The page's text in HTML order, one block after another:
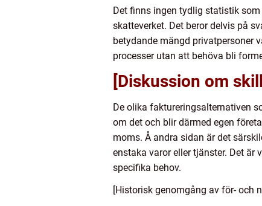
Det finns ingen tydlig statistik
skatteverket. Det beror delvis på
betydande mängd privatpersoner
processer utan att behöva bli
[Diskussion om
De olika faktureringsalternativen
om det och blir därmed egen
moms. Å andra sidan är det
enstaka varor eller tjänster. Det
specifika behov.
[Historisk genomgång av för- och